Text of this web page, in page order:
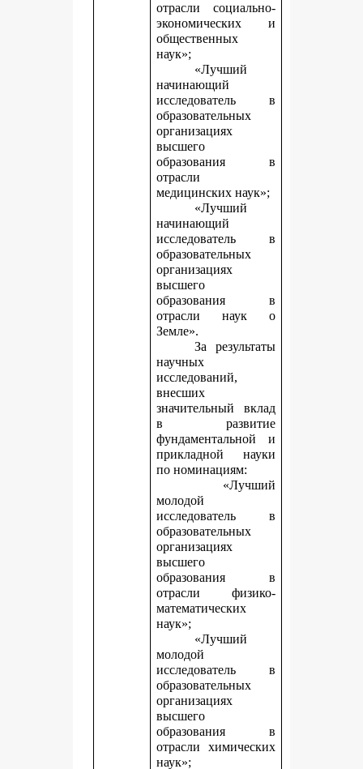
отрасли социально-
экономических и
общественных
наук»;
«Лучший
начинающий
исследователь в
образовательных
организациях
высшего
образования в
отрасли
медицинских наук»;
«Лучший
начинающий
исследователь в
образовательных
организациях
высшего
образования в
отрасли наук о
Земле».
За результаты
научных
исследований,
внесших
значительный вклад
в развитие
фундаментальной и
прикладной науки
по номинациям:
«Лучший
молодой
исследователь в
образовательных
организациях
высшего
образования в
отрасли физико-
математических
наук»;
«Лучший
молодой
исследователь в
образовательных
организациях
высшего
образования в
отрасли химических
наук»;